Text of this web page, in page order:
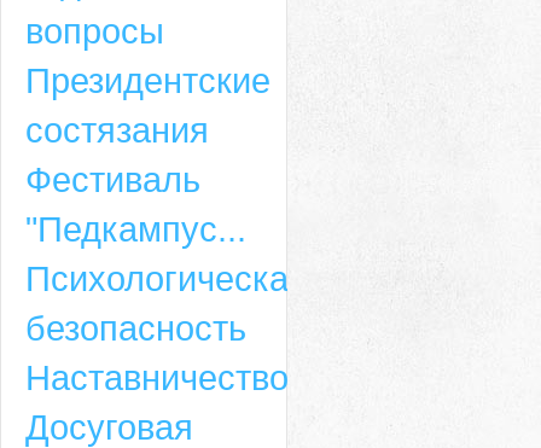
вопросы
Президентские
состязания
Фестиваль
"Педкампус...
Психологическая
безопасность
Наставничество
Досуговая